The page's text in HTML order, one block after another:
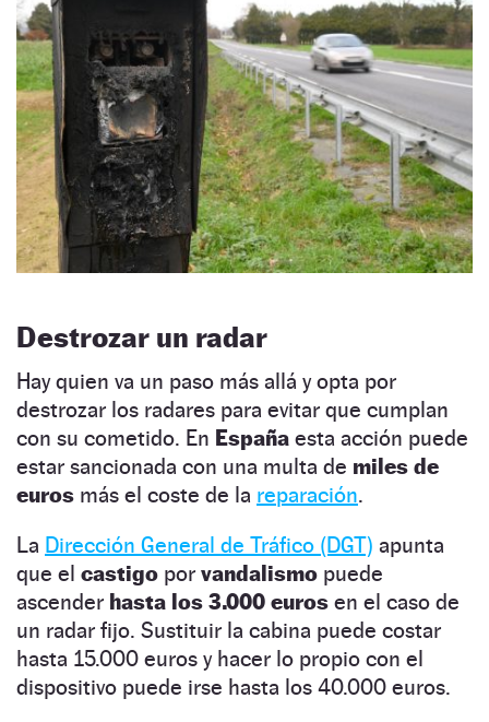
Destrozar un radar
Hay quien va un paso más allá y opta por
destrozar los radares para evitar que cumplan
con su cometido. En España esta acción puede
estar sancionada con una multa de miles de
euros más el coste de la reparación.
La Dirección General de Tráfico (DGT) apunta
que el castigo por vandalismo puede
ascender hasta los 3.000 euros en el caso de
un radar fijo. Sustituir la cabina puede costar
hasta 15.000 euros y hacer lo propio con el
dispositivo puede irse hasta los 40.000 euros.